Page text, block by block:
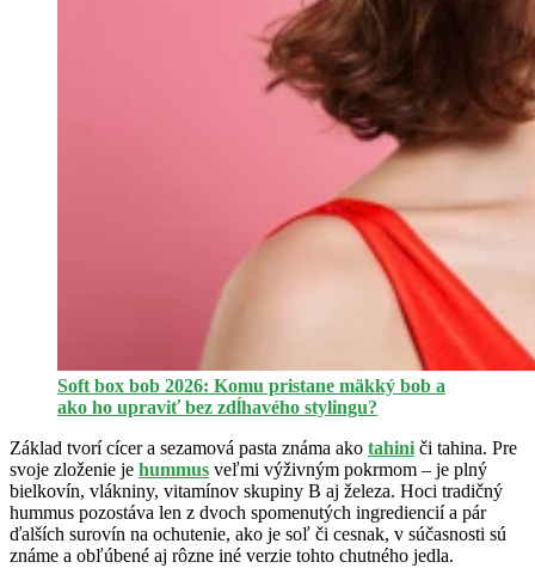
Soft box bob 2026: Komu pristane mäkký bob a
ako ho upraviť bez zdĺhavého stylingu?
Základ tvorí cícer a sezamová pasta známa ako tahiniči tahina. Pre
svoje zloženie je hummus veľmi výživným pokrmom – je plný
bielkovín, vlákniny, vitamínov skupiny B aj železa. Hoci tradičný
hummus pozostáva len z dvoch spomenutých ingrediencií a pár
ďalších surovín na ochutenie, ako je soľ či cesnak, v súčasnosti sú
známe a obľúbené aj rôzne iné verzie tohto chutného jedla.